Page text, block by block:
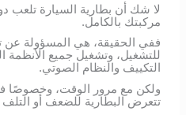
لا شك أن بطارية السيارة تلعب
مركبتك بالكامل.
ففي الحقيقة، هي المسؤولة عن
للتشغيل، وتشغيل جميع الأنظمة
التكييف والنظام الصوتي.
ولكن مع مرور الوقت، وخصوصًا
تتعرض البطارية للضعف أو